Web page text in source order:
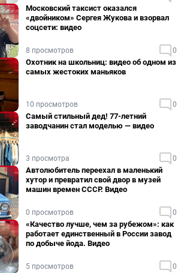
Московский таксист оказался
«двойником» Сергея Жукова и взорвал
соцсети: видео
8 просмотров 0
Охотник на школьниц: видео об одном из
самых жестоких маньяков
10 просмотров 0
Самый стильный дед! 77-летний
заводчанин стал моделью — видео
3 просмотра 0
Автолюбитель переехал в маленький
хутор и превратил свой двор в музей
машин времен СССР. Видео
0 просмотров 0
«Качество лучше, чем за рубежом»: как
работает единственный в России завод
по добыче йода. Видео
5 просмотров 0